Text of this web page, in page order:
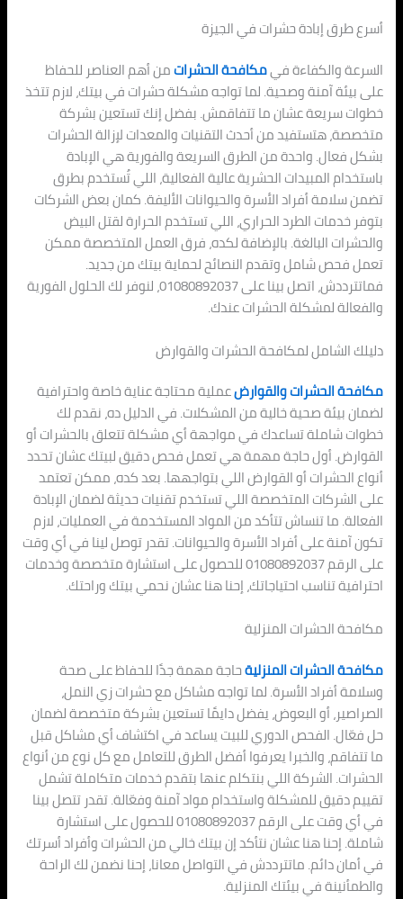
أسرع طرق إبادة حشرات في الجيزة
السرعة والكفاءة فيمكافحة الحشراتمن أهم العناصر للحفاظ
على بيئة آمنة وصحية. لما تواجه مشكلة حشرات في بيتك، لازم تتخذ
خطوات سريعة عشان ما تتفاقمش. بفضل إنك تستعين بشركة
متخصصة، هتستفيد من أحدث التقنيات والمعدات لإزالة الحشرات
بشكل فعال. واحدة من الطرق السريعة والفورية هي الإبادة
باستخدام المبيدات الحشرية عالية الفعالية، اللي تُستخدم بطرق
تضمن سلامة أفراد الأسرة والحيوانات الأليفة. كمان بعض الشركات
بتوفر خدمات الطرد الحراري، اللي تستخدم الحرارة لقتل البيض
والحشرات البالغة. بالإضافة لكده، فرق العمل المتخصصة ممكن
تعمل فحص شامل وتقدم النصائح لحماية بيتك من جديد.
فماتترددش، اتصل بينا على 01080892037، لنوفر لك الحلول الفورية
والفعالة لمشكلة الحشرات عندك.
دليلك الشامل لمكافحة الحشرات والقوارض
مكافحة الحشرات والقوارضعملية محتاجة عناية خاصة واحترافية
لضمان بيئة صحية خالية من المشكلات. في الدليل ده، نقدم لك
خطوات شاملة تساعدك في مواجهة أي مشكلة تتعلق بالحشرات أو
القوارض. أول حاجة مهمة هي تعمل فحص دقيق لبيتك عشان تحدد
أنواع الحشرات أو القوارض اللي بتواجهها. بعد كده، ممكن تعتمد
على الشركات المتخصصة اللي تستخدم تقنيات حديثة لضمان الإبادة
الفعالة. ما تنساش تتأكد من المواد المستخدمة في العمليات، لازم
تكون آمنة على أفراد الأسرة والحيوانات. تقدر توصل لينا في أي وقت
على الرقم 01080892037 للحصول على استشارة متخصصة وخدمات
احترافية تناسب احتياجاتك، إحنا هنا عشان نحمي بيتك وراحتك.
مكافحة الحشرات المنزلية
مكافحة الحشرات المنزليةحاجة مهمة جدًا للحفاظ على صحة
وسلامة أفراد الأسرة. لما تواجه مشاكل مع حشرات زي النمل،
الصراصير، أو البعوض، يفضل دايمًا تستعين بشركة متخصصة لضمان
حل فعّال. الفحص الدوري للبيت يساعد في اكتشاف أي مشاكل قبل
ما تتفاقم، والخبرا يعرفوا أفضل الطرق للتعامل مع كل نوع من أنواع
الحشرات. الشركة اللي بنتكلم عنها بتقدم خدمات متكاملة تشمل
تقييم دقيق للمشكلة واستخدام مواد آمنة وفعّالة. تقدر تتصل بينا
في أي وقت على الرقم 01080892037 للحصول على استشارة
شاملة. إحنا هنا عشان نتأكد إن بيتك خالي من الحشرات وأفراد أسرتك
في أمان دائم. ماتترددش في التواصل معانا، إحنا نضمن لك الراحة
والطمأنينة في بيئتك المنزلية.